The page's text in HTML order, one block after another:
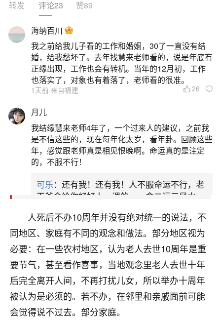
同一天祭祀，既符合传统礼仪中“诚敬为本”的核心要
求，也与民间普遍的祭祀习俗一致。只要祭祀者保
持庄重的心态，这一行为完全可行且合理。
2、人去世到了十周年都要做些什么
国内出发流程1、行李托运、换登机牌请您凭机
行李托运手续，领取登机牌。2、购买机场建设费您
需到指定柜台购买机场建设费：普通旅客每人50元
人民币，乘坐支线航班的旅客每人10元人民币；8小
时内中转的旅客及持半票的12周岁（含）以下。
3、人死后不办10周年有什么说法
人死后不办10周年并没有绝对统一的说法，不
同地区、家庭有不同的观念和做法。部分地区视为
必要：在一些农村地区，认为老人去世10周年是重
要节气，甚至看作喜事，当地观念里老人去世十年
后完全离开人间，不再打扰儿女，所以举办十周年
被认为是必须的。若不办，在邻里和亲戚面前可能
会觉得说不过去。部分家庭。
转发 评论23 赞89
海纳百川
我之前给我儿子看的工作和婚姻，30了一直没有结
婚，给我愁坏了。去年找慧来老师看的，说是年底有
正缘出现，工作也会有转机。当年的12月初，工作
也落实了，对象也有着落了，老师看的很准。
1天前 来自福建 26
月儿
我结缘慧来老师4年了，一个过来人的建议，之前我
是不信这些的，现在每年化太岁，看年卦。回顾这些
年，感觉跟老师真是相见恨晚啊。命运真的是注定
的，不服不行！
可乐：还有我！还有我！人不服命运不行，老
天爷会给你好好上一课的。一命二运三风水，
平安是福：我也是每年找老师化太岁，看年
卦，认识老师3年了，都是缘分啊！
17分钟前 来自湖北 19
心若莲花
我是做餐饮的，这两年，生意屡屡受挫，店开一家关
一家，要么生意不好，生意好的就出事。前些年攒的
家底快败光了，真是倒霉！我也想找人看看到底怎么